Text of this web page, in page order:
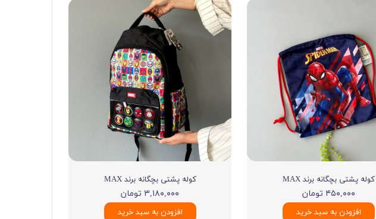
کوله پشتی بچگانه برند MAX
۴۵۰,۰۰۰ تومان
افزودن به سبد خرید
کوله پشتی بچگانه برند MAX
۳,۱۸۰,۰۰۰ تومان
افزودن به سبد خرید